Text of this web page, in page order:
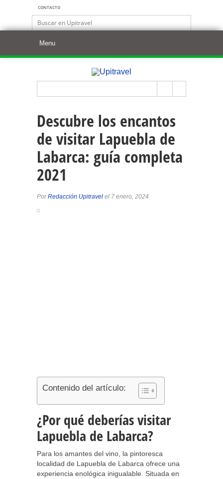
CONTACTO
Descubre los encantos
de visitar Lapuebla de
Labarca: guía completa
2021
PorRedacción Upitravel el 7 enero, 2024
Contenido del artículo:
¿Por qué deberías visitar
Lapuebla de Labarca?
Para los amantes del vino, la pintoresca
localidad de Lapuebla de Labarca ofrece una
experiencia enológica inigualable. Situada en